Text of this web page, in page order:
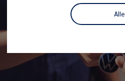
ID. Kollektion
Volkswagen
R-Kollektion
#wedriveproud
Besitzer und Service